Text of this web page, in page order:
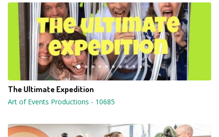
The Ultimate Expedition
Art of Events Productions - 10685